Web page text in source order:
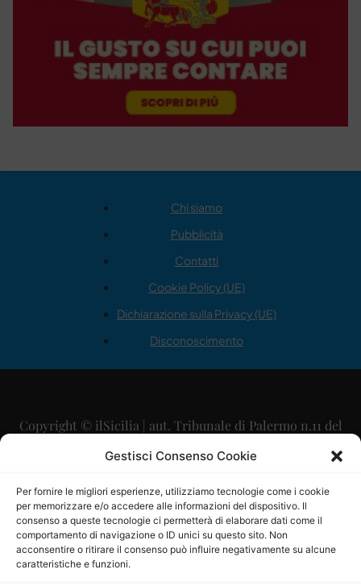
Gestisci Consenso Cookie
Per fornire le migliori esperienze, utilizziamo tecnologie come i cookie
per memorizzare e/o accedere alle informazioni del dispositivo. Il
consenso a queste tecnologie ci permetterà di elaborare dati come il
comportamento di navigazione o ID unici su questo sito. Non
acconsentire o ritirare il consenso può influire negativamente su alcune
caratteristiche e funzioni.
Chi siamo
Pubblicità
Contatti
Cookie Policy (UE)
Dichiarazione sulla Privacy (UE)
Disconoscimento
Copyright © ilSicilia | aut. Tribunale di Palermo n.11 del
29/09/2015
Direttore Editoriale: Maurizio Scaglione
Direttore Responsabile: Maria Calabrese